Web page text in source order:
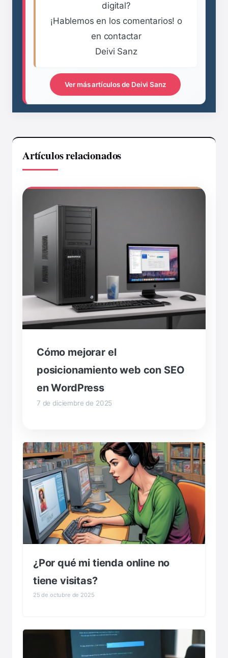
digital?
¡Hablemos en los comentarios! o
en contactar
Deivi Sanz
Ver más artículos de Deivi Sanz
Artículos relacionados
Cómo mejorar el
posicionamiento web con SEO
en WordPress
7 de diciembre de 2025
¿Por qué mi tienda online no
tiene visitas?
25 de octubre de 2025